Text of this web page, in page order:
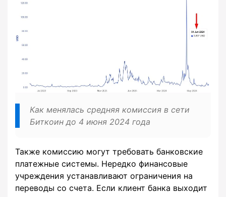
Как менялась средняя комиссия в сети
Биткоин до 4 июня 2024 года
Также комиссию могут требовать банковские
платежные системы. Нередко финансовые
учреждения устанавливают ограничения на
переводы со счета. Если клиент банка выходит